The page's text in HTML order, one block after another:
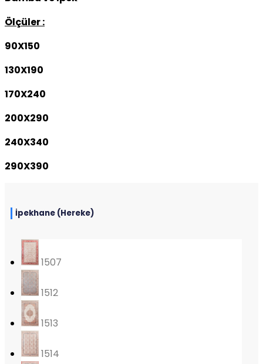
Ölçüler :
90X150
130X190
170X240
200X290
240X340
290X390
İpekhane (Hereke)
1507
1512
1513
1514